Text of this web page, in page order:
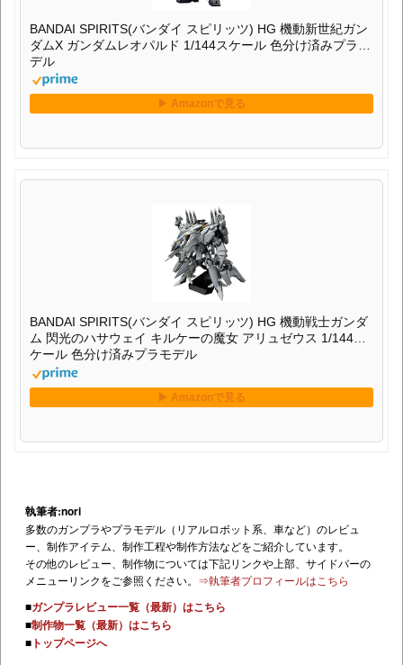
BANDAI SPIRITS(バンダイ スピリッツ) HG 機動新世紀ガン
ダムX ガンダムレオパルド 1/144スケール 色分け済みプラモ
デル
BANDAI SPIRITS(バンダイ スピリッツ) HG 機動戦士ガンダ
ム 閃光のハサウェイ キルケーの魔女 アリュゼウス 1/144ス
ケール 色分け済みプラモデル
執筆者:nori
多数のガンプラやプラモデル（リアルロボット系、車など）のレビュ
ー、制作アイテム、制作工程や制作方法などをご紹介しています。
その他のレビュー、制作物については下記リンクや上部、サイドバーの
メニューリンクをご参照ください。 ⇒執筆者プロフィールはこちら
■ガンプラレビュー一覧（最新）はこちら
■制作物一覧（最新）はこちら
■ トップページへ